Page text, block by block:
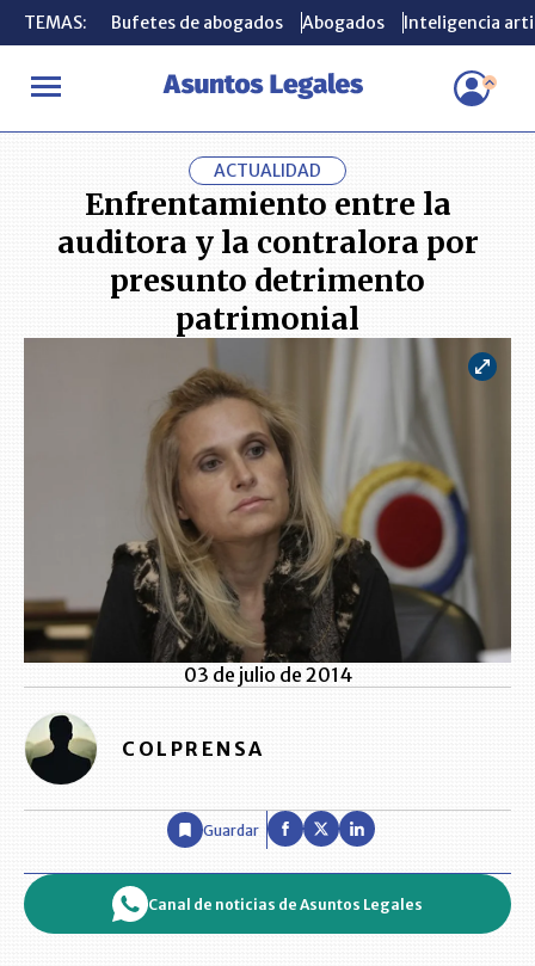
TEMAS: Bufetes de abogados Abogados Inteligencia
INICIO ACTUALIDAD Enfrentamiento entre la auditora y la
TEMAS: Bufetes de abogados Abogados Inteligencia
ACTUALIDAD
Enfrentamiento entre la
auditora y la contralora por
presunto detrimento
patrimonial
03 de julio de 2014
COLPRENSA
Guardar
Canal de noticias de Asuntos Legales